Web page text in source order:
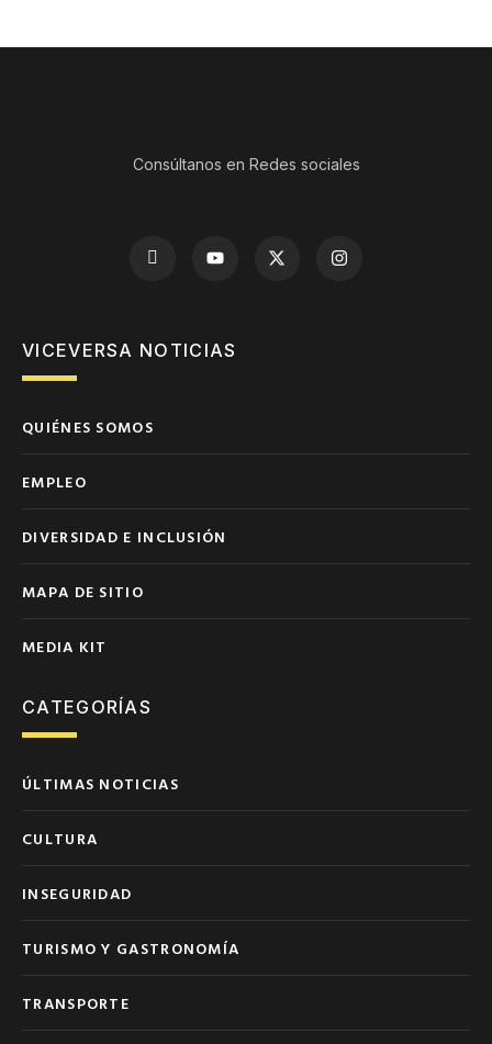
Consúltanos en Redes sociales
VICEVERSA NOTICIAS
QUIÉNES SOMOS
EMPLEO
DIVERSIDAD E INCLUSIÓN
MAPA DE SITIO
MEDIA KIT
CATEGORÍAS
ÚLTIMAS NOTICIAS
CULTURA
INSEGURIDAD
TURISMO Y GASTRONOMÍA
TRANSPORTE